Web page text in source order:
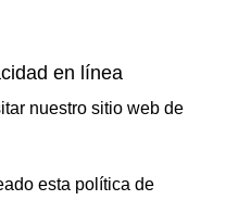
en línea
nuestro sitio web de
esta política de